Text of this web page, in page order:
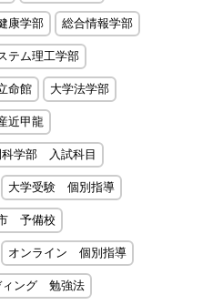
康学部 総合情報学部
テム理工学部
命館 大学法学部
近甲龍
学部 入試科目
大学受験 個別指導
予備校
オンライン 個別指導
ング 勉強法